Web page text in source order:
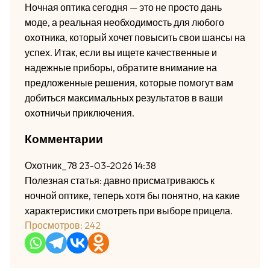
Ночная оптика сегодня — это не просто дань
моде, а реальная необходимость для любого
охотника, который хочет повысить свои шансы на
успех. Итак, если вы ищете качественные и
надежные приборы, обратите внимание на
предложенные решения, которые помогут вам
добиться максимальных результатов в ваши
охотничьи приключения.
Комментарии
Охотник_78 23-03-2026 14:38
Полезная статья: давно присматриваюсь к
ночной оптике, теперь хотя бы понятно, на какие
характеристики смотреть при выборе прицела.
Просмотров: 242